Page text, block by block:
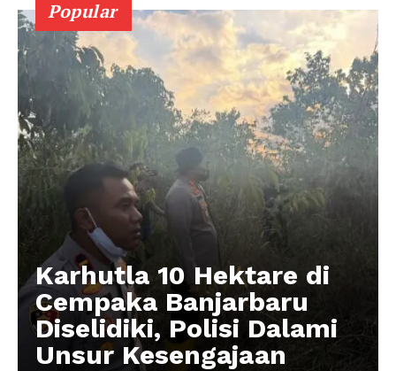
Popular
Karhutla 10 Hektare di
Cempaka Banjarbaru
Diselidiki, Polisi Dalami
Unsur Kesengajaan